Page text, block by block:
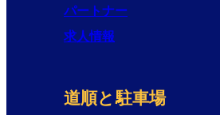
パートナー
求人情報
道順と駐車場